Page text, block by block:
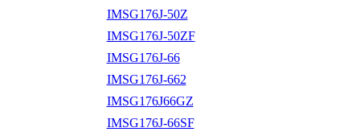
IMSG176J-50Z
IMSG176J-50ZF
IMSG176J-66
IMSG176J-662
IMSG176J66GZ
IMSG176J-66SF